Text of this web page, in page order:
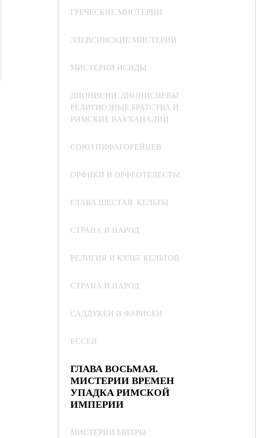
ГРЕЧЕСКИЕ МИСТЕРИИ
ЭЛЕВСИНСКИЕ МИСТЕРИИ
МИСТЕРИИ ИСИДЫ
ДИОНИСИИ, ДИОНИСИЕВЫ
РЕЛИГИОЗНЫЕ БРАТСТВА И
РИМСКИЕ ВАКХАНАЛИИ
СОЮЗ ПИФАГОРЕЙЦЕВ
ОРФИКИ И ОРФЕОТЕЛЕСТЫ
ГЛАВА ШЕСТАЯ. КЕЛЬТЫ
СТРАНА И НАРОД
РЕЛИГИЯ И КУЛЬТ КЕЛЬТОВ
СТРАНА И НАРОД
САДДУКЕИ И ФАРИСЕИ
ЕССЕИ
ГЛАВА ВОСЬМАЯ.
МИСТЕРИИ ВРЕМЕН
УПАДКА РИМСКОЙ
ИМПЕРИИ
МИСТЕРИИ МИТРЫ